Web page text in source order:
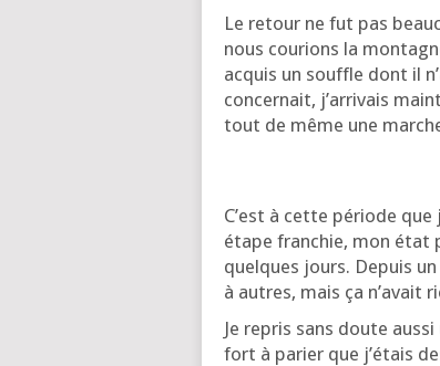
Le retour ne fut pas
nous cou­rions la
acquis un souffle dont il
concer­nait, j’ar­ri­vais
tout de même une
C’est à cette période
étape fran­chie, mon état
quelques jours. Depuis
à autres, mais ça n’a­vait
Je repris sans doute
fort à parier que j’é­tais